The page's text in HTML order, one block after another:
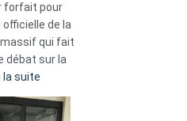
forfait pour
officielle de la
qui fait
débat sur la
la suite
Eurovision